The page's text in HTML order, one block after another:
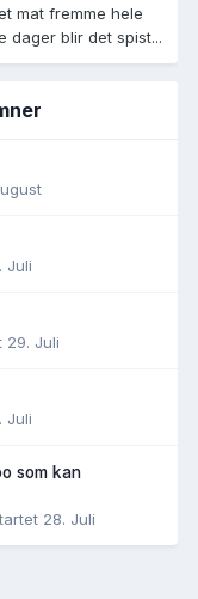
mat fremme hele
dager blir det spist...
Juli
29. Juli
Juli
som kan
28. Juli